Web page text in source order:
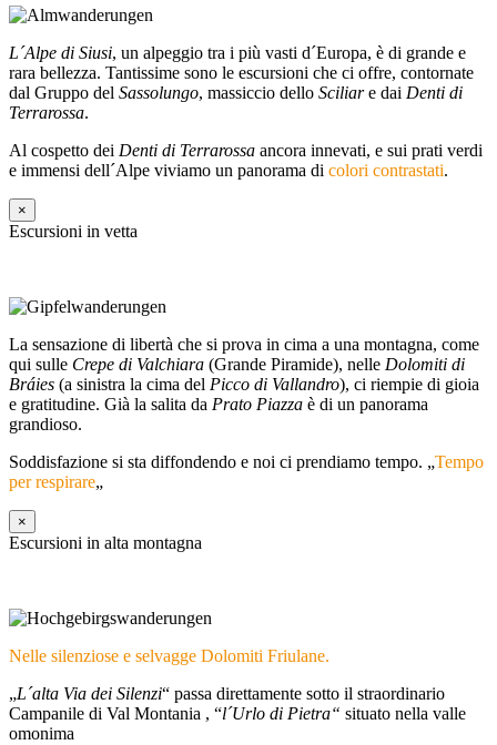
L´Alpe di Siusi, un alpeggio tra i più vasti d´Europa, è di grande e
rara bellezza. Tantissime sono le escursioni che ci offre, contornate
dal Gruppo del Sassolungo, massiccio dello Sciliare dai Denti di
Terrarossa.
Al cospetto dei Denti di Terrarossa ancora innevati, e sui prati verdi
e immensi dell´Alpe viviamo un panorama di colori contrastati.
×
Escursioni in vetta
La sensazione di libertà che si prova in cima a una montagna, come
qui sulle Crepe di Valchiara (Grande Piramide), nelle Dolomiti di
Bráies (a sinistra la cima del Picco di Vallandro), ci riempie di gioia
e gratitudine. Già la salita da Prato Piazza è di un panorama
grandioso.
Soddisfazione si sta diffondendo e noi ci prendiamo tempo. „Tempo
per respirare„
×
Escursioni in alta montagna
Nelle silenziose e selvagge Dolomiti Friulane.
„L´alta Via dei Silenzi“ passa direttamente sotto il straordinario
Campanile di Val Montania , “l´Urlo di Pietra“ situato nella valle
omonima